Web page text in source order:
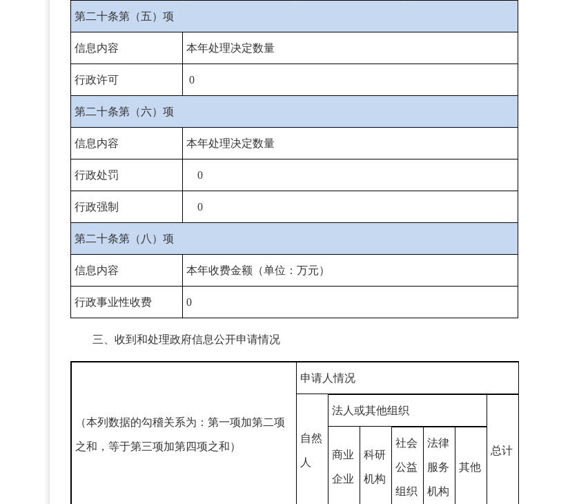
第二十条第（五）项
信息内容 本年处理决定数量
行政许可 0
第二十条第（六）项
信息内容 本年处理决定数量
行政处罚 0
行政强制 0
第二十条第（八）项
信息内容 本年收费金额（单位：万元）
行政事业性收费 0
三、收到和处理政府信息公开申请情况
（本列数据的勾稽关系为：第一项加第二项
之和，等于第三项加第四项之和）
申请人情况
自然
人
法人或其他组织
总计
商业
企业
科研
机构
社会
公益
组织
法律
服务
机构
其他